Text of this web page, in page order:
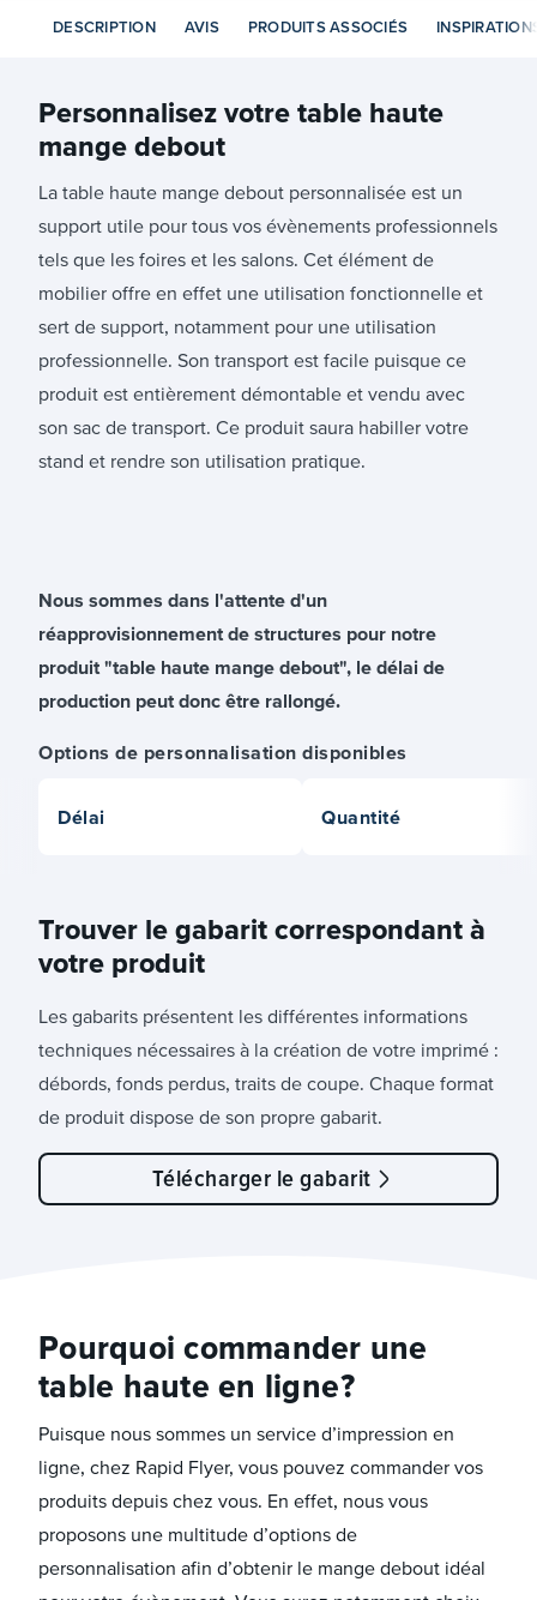
DESCRIPTION AVIS PRODUITS ASSOCIÉS
Personnalisez votre table haute
mange debout
La table haute mange debout personnalisée est un
support utile pour tous vos évènements professionnels
tels que les foires et les salons. Cet élément de
mobilier offre en effet une utilisation fonctionnelle et
sert de support, notamment pour une utilisation
professionnelle. Son transport est facile puisque ce
produit est entièrement démontable et vendu avec
son sac de transport. Ce produit saura habiller votre
stand et rendre son utilisation pratique.
Nous sommes dans l'attente d'un
réapprovisionnement de structures pour notre
produit "table haute mange debout", le délai de
production peut donc être rallongé.
Options de personnalisation disponibles
Délai Quantité
Trouver le gabarit correspondant à
votre produit
Les gabarits présentent les différentes informations
techniques nécessaires à la création de votre imprimé :
débords, fonds perdus, traits de coupe. Chaque format
de produit dispose de son propre gabarit.
Télécharger le gabarit
Pourquoi commander une
table haute en ligne ?
Puisque nous sommes un service d’impression en
ligne, chez Rapid Flyer, vous pouvez commander vos
produits depuis chez vous. En effet, nous vous
proposons une multitude d’options de
personnalisation afin d’obtenir le mange debout idéal